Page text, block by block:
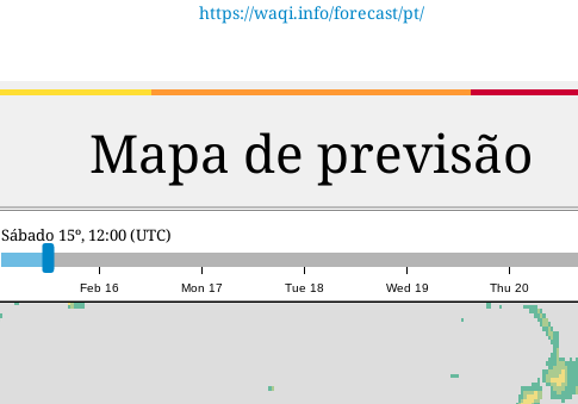
https://waqi.info/forecast/pt/
Mapa de previsão
Feb 16 Mon 17 Tue 18 Wed 19 Thu 20
Sábado 15º, 12:00 (UTC)